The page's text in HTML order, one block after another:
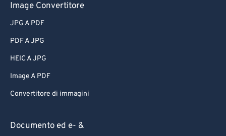
Image Convertitore
JPG A PDF
PDF A JPG
HEIC A JPG
Image A PDF
Convertitore di immagini
Documento ed e- &